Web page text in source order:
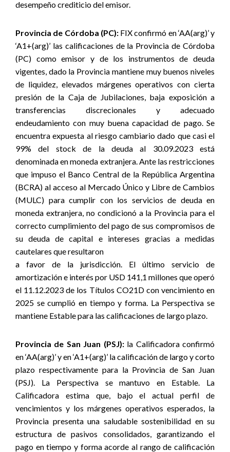
desempeño crediticio del emisor.
Provincia de Córdoba (PC): FIX confirmó en ‘AA(arg)’ y
‘A1+(arg)’ las calificaciones de la Provincia de Córdoba
(PC) como emisor y de los instrumentos de deuda
vigentes, dado la Provincia mantiene muy buenos niveles
de liquidez, elevados márgenes operativos con cierta
presión de la Caja de Jubilaciones, baja exposición a
transferencias discrecionales y adecuado
endeudamiento con muy buena capacidad de pago. Se
encuentra expuesta al riesgo cambiario dado que casi el
99% del stock de la deuda al 30.09.2023 está
denominada en moneda extranjera. Ante las restricciones
que impuso el Banco Central de la República Argentina
(BCRA) al acceso al Mercado Único y Libre de Cambios
(MULC) para cumplir con los servicios de deuda en
moneda extranjera, no condicionó a la Provincia para el
correcto cumplimiento del pago de sus compromisos de
su deuda de capital e intereses gracias a medidas
cautelares que resultaron
a favor de la jurisdicción. El último servicio de
amortización e interés por USD 141,1 millones que operó
el 11.12.2023 de los Títulos CO21D con vencimiento en
2025 se cumplió en tiempo y forma. La Perspectiva se
mantiene Estable para las calificaciones de largo plazo.
Provincia de San Juan (PSJ): la Calificadora confirmó
en ‘AA(arg)’ y en ‘A1+(arg)’ la calificación de largo y corto
plazo respectivamente para la Provincia de San Juan
(PSJ). La Perspectiva se mantuvo en Estable. La
Calificadora estima que, bajo el actual perfil de
vencimientos y los márgenes operativos esperados, la
Provincia presenta una saludable sostenibilidad en su
estructura de pasivos consolidados, garantizando el
pago en tiempo y forma acorde al rango de calificación